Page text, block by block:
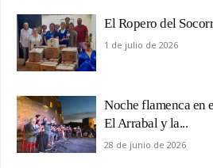
El Ropero del
1 de julio de 2026
Noche flamenca en
El Arrabal y la...
28 de junio de 2026